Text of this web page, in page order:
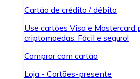
Cartão de crédito / débito
Use cartões Visa e Mastercard
criptomoedas. Fácil e seguro!
Comprar com cartão
Loja - Cartões-presente